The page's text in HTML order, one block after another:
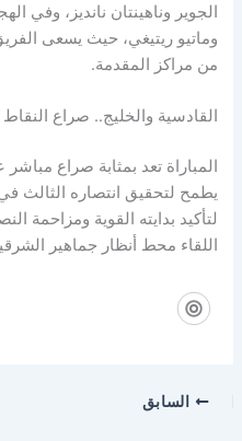
الجوير وناهينتان نانديز، وفي
وماتيو ريتيغي، حيث يسعى
من مراكز المقدمة.
القادسية والخليج.. صراع النقاط
المباراة تعد بمثابة صراع
يطمح لتحقيق انتصاره الثالث
لتأكيد بدايته القوية ومزاحمة
اللقاء محط أنظار جماهير
السابق